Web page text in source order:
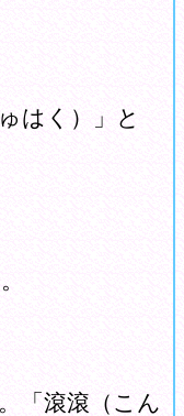
はく）」と
「滾滾（こん